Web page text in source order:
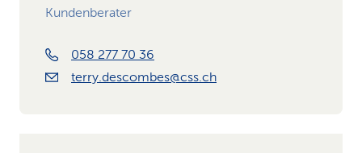
Kundenberater
058 277 70 36
terry.descombes@css.ch